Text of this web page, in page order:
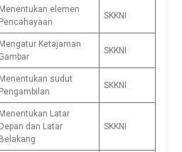
Menentukan elemen
Pencahayaan
SKKNI
Mengatur Ketajaman
Gambar
SKKNI
Menentukan sudut
Pengambilan
SKKNI
Menentukan Latar
Depan dan Latar
Belakang
SKKNI